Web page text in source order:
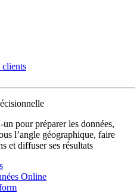
clients
pour préparer les données,
l’angle géographique, faire
et diffuser ses résultats
Online